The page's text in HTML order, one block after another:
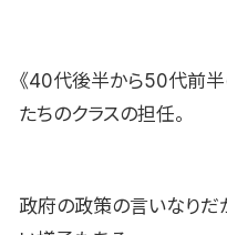
《40代後半から50代前半
たちのクラスの担任。
政府の政策の言いなりだ